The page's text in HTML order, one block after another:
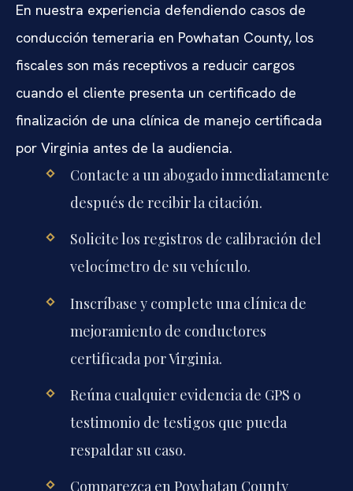
En nuestra experiencia defendiendo casos de
conducción temeraria en Powhatan County, los
fiscales son más receptivos a reducir cargos
cuando el cliente presenta un certificado de
finalización de una clínica de manejo certificada
por Virginia antes de la audiencia.
Contacte a un abogado inmediatamente
después de recibir la citación.
Solicite los registros de calibración del
velocímetro de su vehículo.
Inscríbase y complete una clínica de
mejoramiento de conductores
certificada por Virginia.
Reúna cualquier evidencia de GPS o
testimonio de testigos que pueda
respaldar su caso.
Comparezca en Powhatan County